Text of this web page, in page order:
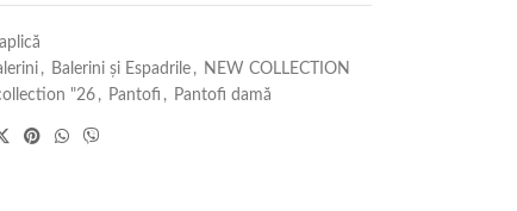
, Balerini și Espadrile , NEW COLLECTION
"26 , Pantofi , Pantofi damă